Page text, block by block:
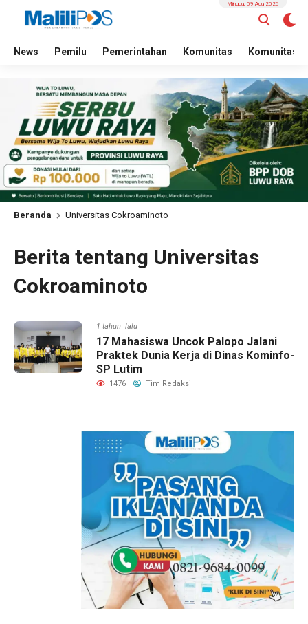
News Pemilu Pemerintahan Komunitas Komunitas
Minggu, 09 Agu 2026
Beranda Universitas Cokroaminoto
Berita tentang Universitas
Cokroaminoto
1 tahun lalu
17 Mahasiswa Uncok Palopo Jalani
Praktek Dunia Kerja di Dinas Kominfo-
SP Lutim
1476 Tim Redaksi